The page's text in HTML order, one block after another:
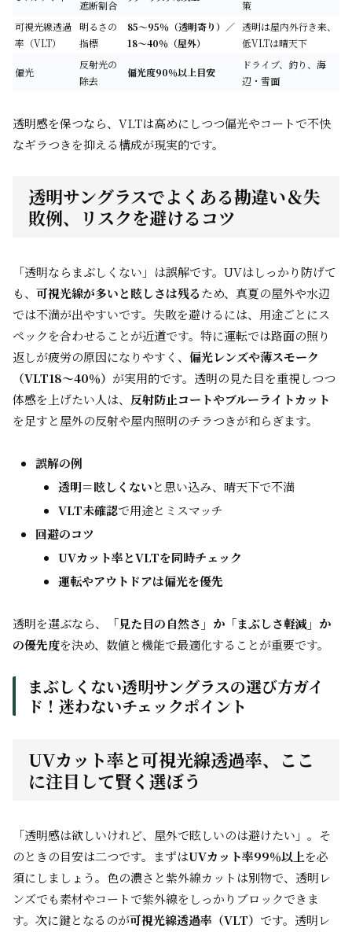
遮断割合
策
可視光線透過
率（VLT）
明るさの
指標
85〜95％（透明寄り）／
18〜40％（屋外）
透明は屋内外行き来、
低VLTは晴天下
偏光
反射光の
除去
偏光度90％以上目安
ドライブ、釣り、海
辺・雪面
透明感を保つなら、VLTは高めにしつつ偏光やコートで不快
なギラつきを抑える構成が現実的です。
透明サングラスでよくある勘違い＆失
敗例、リスクを避けるコツ
「透明ならまぶしくない」は誤解です。UVはしっかり防げて
も、 可視光線が多いと眩しさは残るため、真夏の屋外や水辺
では不満が出やすいです。失敗を避けるには、用途ごとにス
ペックを合わせることが近道です。特に運転では路面の照り
返しが疲労の原因になりやすく、 偏光レンズや薄スモーク
（VLT18〜40％） が実用的です。透明の見た目を重視しつつ
体感を上げたい人は、 反射防止コートやブルーライトカット
を足すと屋外の反射や屋内照明のチラつきが和らぎます。
誤解の例
透明＝眩しくないと思い込み、晴天下で不満
VLT未確認で用途とミスマッチ
回避のコツ
UVカット率とVLTを同時チェック
運転やアウトドアは偏光を優先
透明を選ぶなら、
「見た目の自然さ」か「まぶしさ軽減」か
の優先度を決め、数値と機能で最適化することが重要です。
まぶしくない透明サングラスの選び方ガイ
ド！迷わないチェックポイント
UVカット率と可視光線透過率、ここ
に注目して賢く選ぼう
「透明感は欲しいけれど、屋外で眩しいのは避けたい」。そ
のときの目安は二つです。まずはUVカット率99％以上を必
須にしましょう。色の濃さと紫外線カットは別物で、透明レ
ンズでも素材やコートで紫外線をしっかりブロックできま
す。次に鍵となるのが可視光線透過率（VLT） です。透明レ